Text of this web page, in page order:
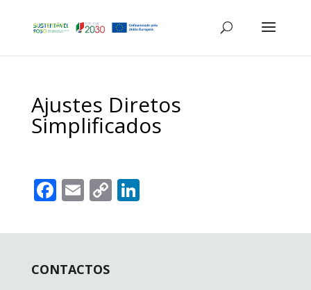
Ajustes Diretos
Simplificados
F
e
o
E
ai
C
p
Li
k
CONTACTOS